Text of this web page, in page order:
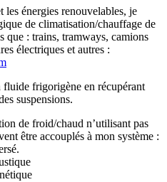
les énergies renouvelables, je
de climatisation/chauffage de
que : trains, tramways, camions
électriques et autres :
frigorigène en récupérant
suspensions.
de froid/chaud n’utilisant pas
être accouplés à mon système :